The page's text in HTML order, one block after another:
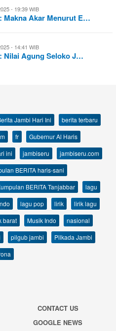
- 19:39 WIB
Makna Akar Menurut E…
- 14:41 WIB
Nilai Agung Seloko J…
Jambi Hari Ini
berita terbaru
fr
Gubernur Al Haris
ini jambiseru
jambiseru.com
BERITA haris-sani
BERITA Tanjabbar
lagu
lagu pop lirik
lirik lagu
barat Musik Indo
nasional
pilgub jambi
Pilkada Jambi
CONTACT US
GOOGLE NEWS